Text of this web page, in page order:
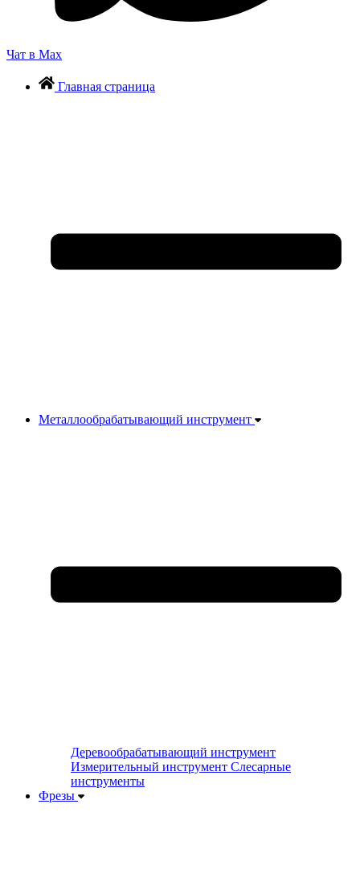
Чат в Max
Главная страница
Металлообрабатывающий инструмент
Деревообрабатывающий инструмент
Измерительный инструмент Слесарные
инструменты
Фрезы